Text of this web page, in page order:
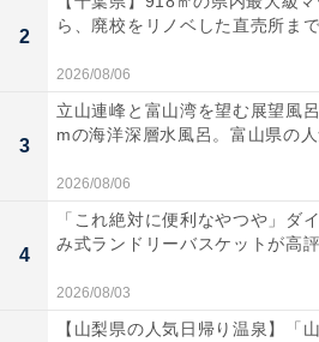
2
ら、廃校をリノベした直売所ま
2026/08/06
3
立山連峰と富山湾を望む展望風
mの海洋深層水風呂。富山県の人
2026/08/06
4
「これ絶対に便利なやつや」ダ
み式ランドリーバスケットが高
2026/08/03
【山梨県の人気日帰り温泉】「